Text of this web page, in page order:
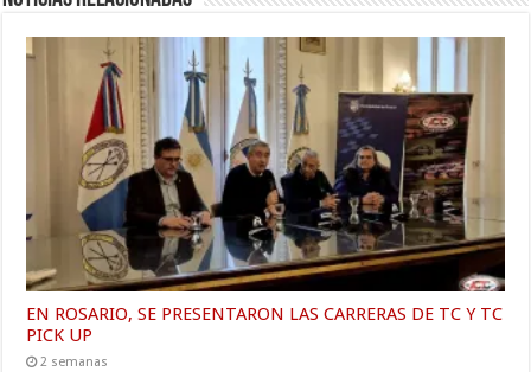
EN ROSARIO, SE PRESENTARON LAS CARRERAS DE TC Y TC
PICK UP
2 semanas